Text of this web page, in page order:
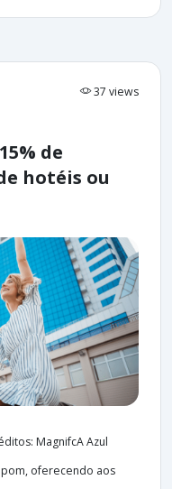
37 views
de
hotéis ou
MagnifcA Azul
oferecendo aos